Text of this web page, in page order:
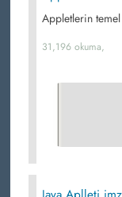
Appletlerin temel
31,196 okuma,